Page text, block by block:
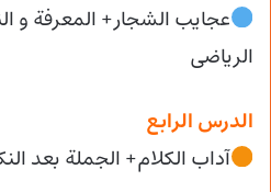
عجایب الشجار+ المعرفة و
الریاضی
الدرس الرابع
آداب الکلام+ الجملة بعد